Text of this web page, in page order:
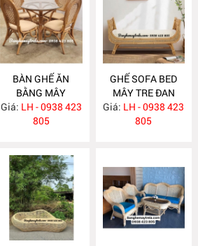
BÀN GHẾ ĂN
BẰNG MÂY
MA678
Giá: LH - 0938 423
805
GHẾ SOFA BED
MÂY TRE ĐAN
MA671
Giá: LH - 0938 423
805